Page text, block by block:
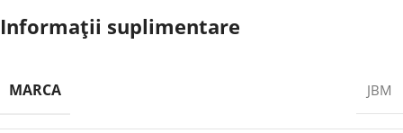
Informații suplimentare
MARCA JBM